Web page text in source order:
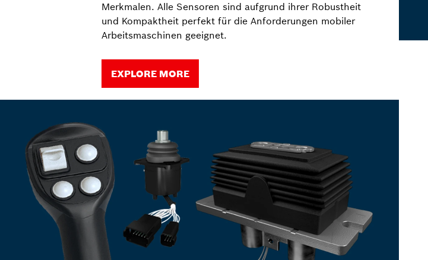
Merkmalen. Alle Sensoren sind aufgrund ihrer Robustheit
und Kompaktheit perfekt für die Anforderungen mobiler
Arbeitsmaschinen geeignet.
EXPLORE MORE